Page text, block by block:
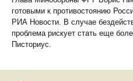
готовыми к противостоянию
РИА Новости. В случае
проблема рискует стать еще
Писториус.